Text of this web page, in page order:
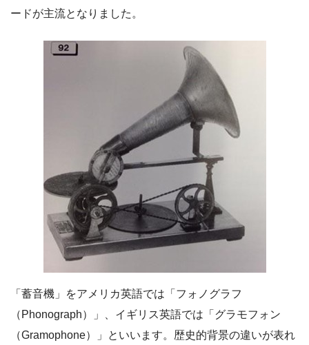
ードが主流となりました。
「蓄音機」をアメリカ英語では「フォノグラフ
（Phonograph）」、イギリス英語では「グラモフォン
（Gramophone）」といいます。歴史的背景の違いが表れ